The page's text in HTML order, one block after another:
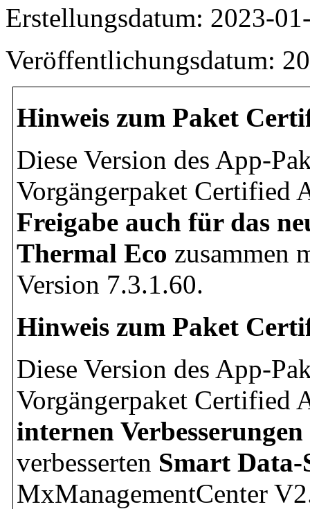
Erstellungsdatum: 2023-
Veröffentlichungsdatum:
Hinweis zum Paket
Diese Version des App-
Vorgängerpaket Certified
Freigabe auch für das
Thermal Eco zusammen
Version 7.3.1.60.
Hinweis zum Paket
Diese Version des App-
Vorgängerpaket Certified
internen Verbesserungen
verbesserten Smart
MxManagementCenter